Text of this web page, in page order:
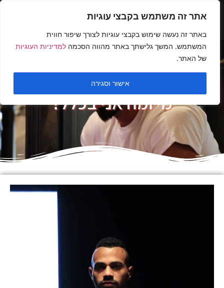
אתר זה משתמש בקבצי עוגיות
באתר זה נעשה שימוש בקבצי עוגיות לצורך שיפור חווית
המשתמש. המשך גלישתך באתר מהווה הסכמה למדיניות העוגיות
של האתר.
אישור וסגירה
מי ומה אני בכלל?